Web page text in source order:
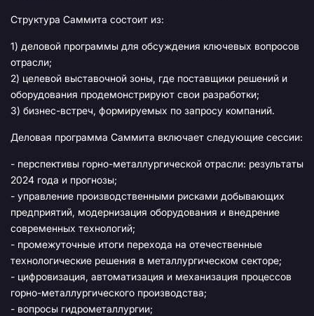
Структура Саммита состоит из:
1) деловой программы для обсуждения ключевых вопросов
отрасли;
2) целевой выставочной зоны, где поставщики решений и
оборудования продемонстрируют свои разработки;
3) бизнес-встреч, формируемых по запросу компаний.
Деловая программа Саммита включает следующие сессии:
- перспективы горно-металлургической отрасли: результаты
2024 года и прогнозы;
- управление производственными рисками добывающих
предприятий, модернизация оборудования и внедрение
современных технологий;
- промежуточные итоги перехода на отечественные
технологические решения в металлургическом секторе;
- цифровизация, автоматизация и механизация процессов
горно-металлургического производства;
- вопросы гидрометаллургии;